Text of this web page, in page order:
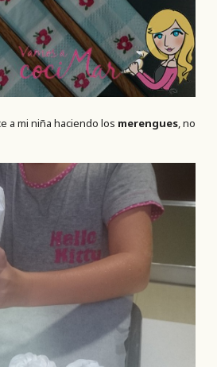
a mi niña haciendo los merengues, no